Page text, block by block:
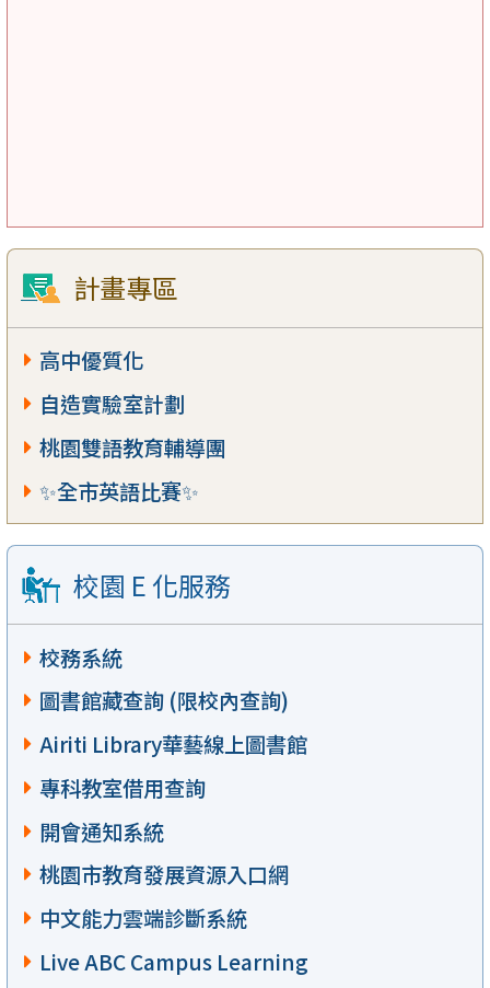
計畫專區
高中優質化
自造實驗室計劃
桃園雙語教育輔導團
✨全市英語比賽✨
校園 E 化服務
校務系統
圖書館藏查詢 (限校內查詢)
Airiti Library華藝線上圖書館
專科教室借用查詢
開會通知系統
桃園市教育發展資源入口網
中文能力雲端診斷系統
Live ABC Campus Learning